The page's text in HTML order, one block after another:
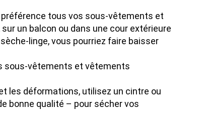
tous vos sous-vêtements et
un balcon ou dans une cour extérieure
linge, vous pourriez faire baisser
sous-vêtements et vêtements
les déformations, utilisez un cintre ou
bonne qualité – pour sécher vos